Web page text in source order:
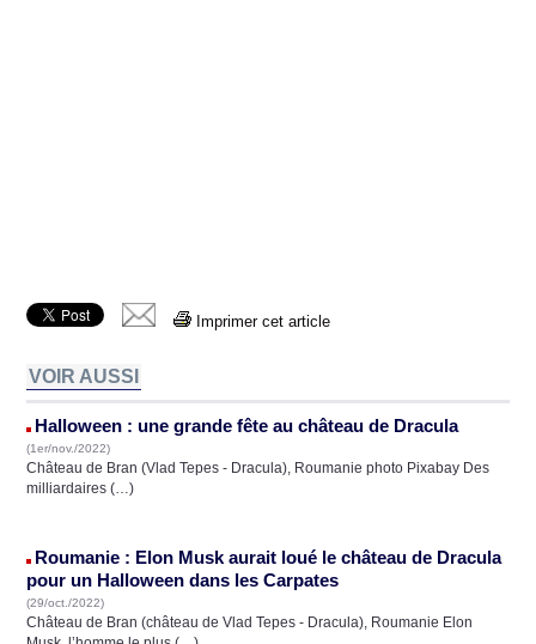
Imprimer cet article
VOIR AUSSI
Halloween : une grande fête au château de Dracula
(1er/nov./2022)
Château de Bran (Vlad Tepes - Dracula), Roumanie photo Pixabay Des
milliardaires (…)
Roumanie : Elon Musk aurait loué le château de Dracula
pour un Halloween dans les Carpates
(29/oct./2022)
Château de Bran (château de Vlad Tepes - Dracula), Roumanie Elon